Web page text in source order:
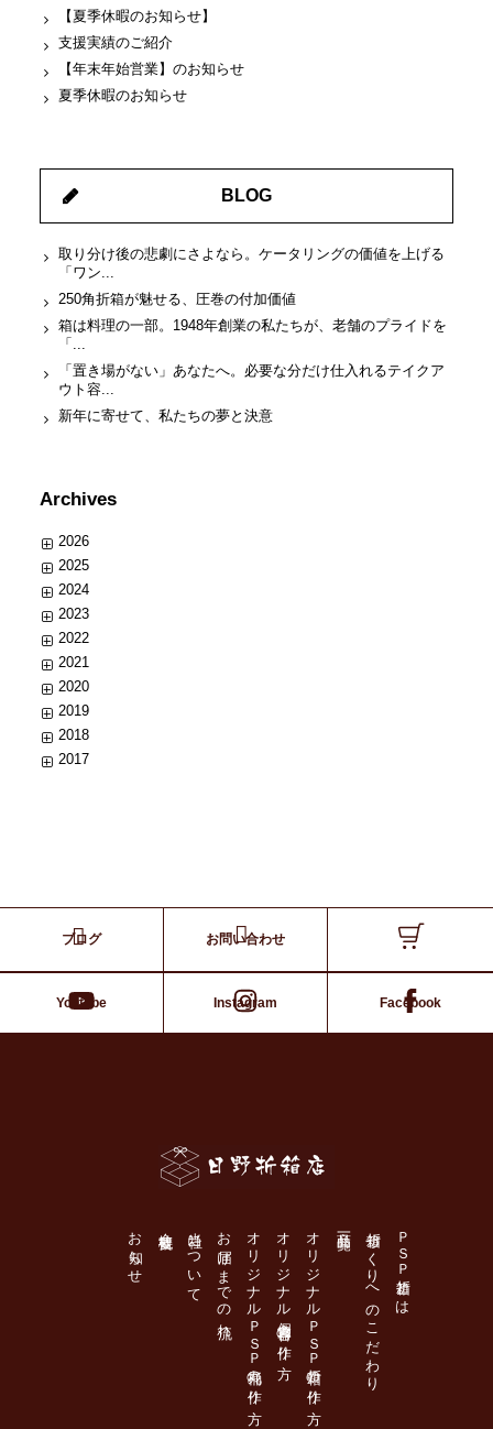
【夏季休暇のお知らせ】
支援実績のご紹介
【年末年始営業】のお知らせ
夏季休暇のお知らせ
BLOG
取り分け後の悲劇にさよなら。ケータリングの価値を上げる
「ワン...
250角折箱が魅せる、圧巻の付加価値
箱は料理の一部。1948年創業の私たちが、老舗のプライドを
「...
「置き場がない」あなたへ。必要な分だけ仕入れるテイクア
ウト容...
新年に寄せて、私たちの夢と決意
Archives
2026
2025
2024
2023
2022
2021
2020
2019
2018
2017
ブログ お問い合わせ
Youtube Instagram Facebook
ＰＳＰ折箱とは
折箱づくりへのこだわり
オリジナルＰＳＰ折箱の作り方
オリジナル個食容器の作り方
オリジナルＰＳＰ丸桶の作り方
お届けまでの流れ
当社について
お知らせ